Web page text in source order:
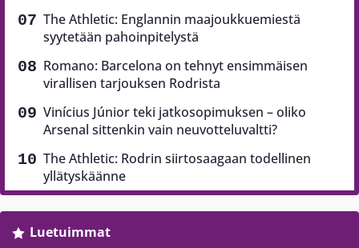
The Athletic: Englannin maajoukkuemiestä
syytetään pahoinpitelystä
Romano: Barcelona on tehnyt ensimmäisen
virallisen tarjouksen Rodrista
Vinícius Júnior teki jatkosopimuksen – oliko
Arsenal sittenkin vain neuvotteluvaltti?
The Athletic: Rodrin siirtosaagaan todellinen
yllätyskäänne
Luetuimmat